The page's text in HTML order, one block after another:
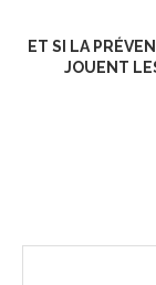
ET SI LA
JOUENT